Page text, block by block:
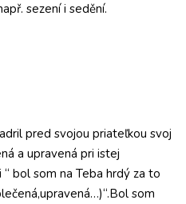
sezení i sedění.
pred svojou priateľkou svoj
a upravená pri istej
bol som na Teba hrdý za to
som